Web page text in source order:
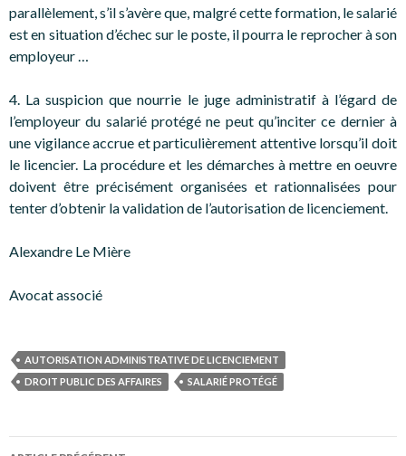
parallèlement, s’il s’avère que, malgré cette formation, le salarié
est en situation d’échec sur le poste, il pourra le reprocher à son
employeur …
4. La suspicion que nourrie le juge administratif à l’égard de
l’employeur du salarié protégé ne peut qu’inciter ce dernier à
une vigilance accrue et particulièrement attentive lorsqu’il doit
le licencier. La procédure et les démarches à mettre en oeuvre
doivent être précisément organisées et rationnalisées pour
tenter d’obtenir la validation de l’autorisation de licenciement.
Alexandre Le Mière
Avocat associé
AUTORISATION ADMINISTRATIVE DE LICENCIEMENT
DROIT PUBLIC DES AFFAIRES
SALARIÉ PROTÉGÉ